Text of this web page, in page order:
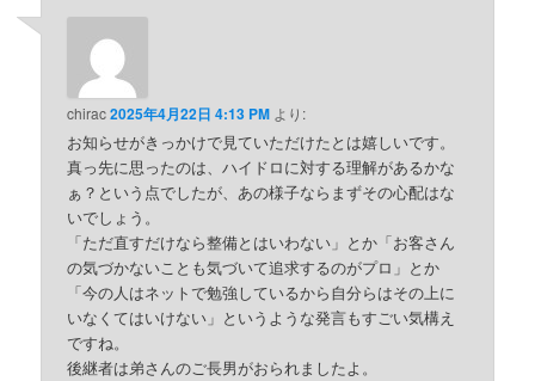
chirac2025年4月22日 4:13 PM より:
お知らせがきっかけで見ていただけたとは嬉しいです。
真っ先に思ったのは、ハイドロに対する理解があるかな
ぁ？という点でしたが、あの様子ならまずその心配はな
いでしょう。
「ただ直すだけなら整備とはいわない」とか「お客さん
の気づかないことも気づいて追求するのがプロ」とか
「今の人はネットで勉強しているから自分らはその上に
いなくてはいけない」というような発言もすごい気構え
ですね。
後継者は弟さんのご長男がおられましたよ。